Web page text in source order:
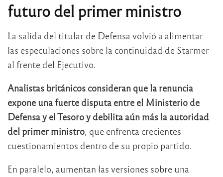
futuro del primer ministro
La salida del titular de Defensa volvió a alimentar
las especulaciones sobre la continuidad de Starmer
al frente del Ejecutivo.
Analistas británicos consideran que la renuncia
expone una fuerte disputa entre el Ministerio de
Defensa y el Tesoro y debilita aún más la autoridad
del primer ministro, que enfrenta crecientes
cuestionamientos dentro de su propio partido.
En paralelo, aumentan las versiones sobre una